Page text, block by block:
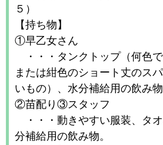
５）
【持ち物】
①早乙女さん
・・・タンクトップ（何色
または紺色のショート丈のス
いもの）、水分補給用の飲み物
②苗配り③スタッフ
・・・動きやすい服装、タ
分補給用の飲み物。